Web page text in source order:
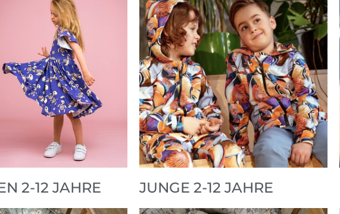
2-12 JAHRE JUNGE 2-12 JAHRE